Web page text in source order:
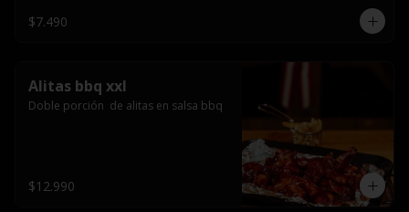
$7.490
Alitas bbq xxl
Doble porción  de alitas en salsa bbq
$12.990